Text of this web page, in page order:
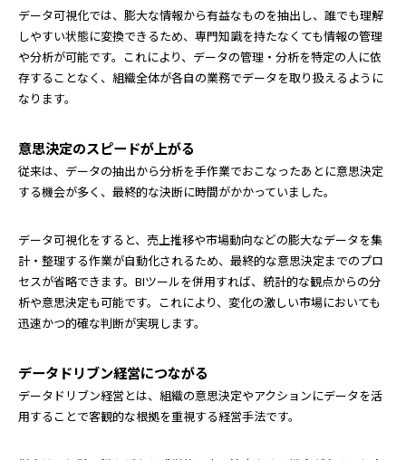
データ可視化では、膨大な情報から有益なものを抽出し、誰でも理解
しやすい状態に変換できるため、専門知識を持たなくても情報の管理
や分析が可能です。これにより、データの管理・分析を特定の人に依
存することなく、組織全体が各自の業務でデータを取り扱えるように
なります。
意思決定のスピードが上がる
従来は、データの抽出から分析を手作業でおこなったあとに意思決定
する機会が多く、最終的な決断に時間がかかっていました。
データ可視化をすると、売上推移や市場動向などの膨大なデータを集
計・整理する作業が自動化されるため、最終的な意思決定までのプロ
セスが省略できます。BIツールを併用すれば、統計的な観点からの分
析や意思決定も可能です。これにより、変化の激しい市場においても
迅速かつ的確な判断が実現します。
データドリブン経営につながる
データドリブン経営とは、組織の意思決定やアクションにデータを活
用することで客観的な根拠を重視する経営手法です。